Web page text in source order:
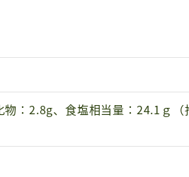
：2.8g、食塩相当量：24.1ｇ（